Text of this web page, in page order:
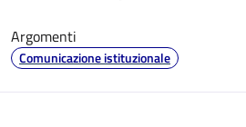
Argomenti
Comunicazione istituzionale